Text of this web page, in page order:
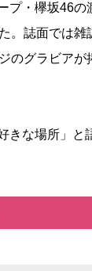
プ・欅坂46の
。誌面では雑
のグラビアが
な場所」と